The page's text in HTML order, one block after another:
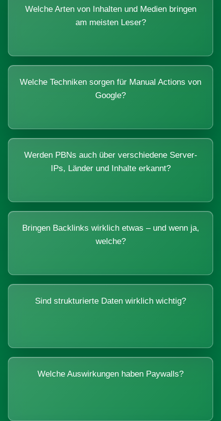
Welche Arten von Inhalten und Medien bringen
am meisten Leser?
Welche Techniken sorgen für Manual Actions von
Google?
Werden PBNs auch über verschiedene Server-
IPs, Länder und Inhalte erkannt?
Bringen Backlinks wirklich etwas – und wenn ja,
welche?
Sind strukturierte Daten wirklich wichtig?
Welche Auswirkungen haben Paywalls?